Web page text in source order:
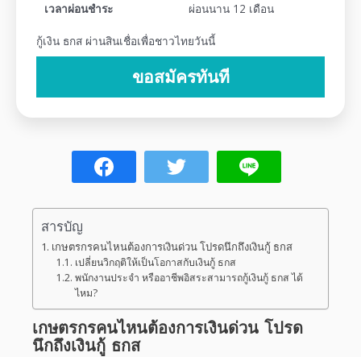
เวลาผ่อนชำระ ผ่อนนาน 12 เดือน
กู้เงิน ธกส ผ่านสินเชื่อเพื่อชาวไทยวันนี้
ขอสมัครทันที
สารบัญ
เกษตรกรคนไหนต้องการเงินด่วน โปรดนึกถึงเงินกู้ ธกส
เปลี่ยนวิกฤติให้เป็นโอกาสกับเงินกู้ ธกส
พนักงานประจำ หรืออาชีพอิสระสามารถกู้เงินกู้ ธกส ได้
ไหม?
เกษตรกรคนไหนต้องการเงินด่วน โปรด
นึกถึงเงินกู้ ธกส